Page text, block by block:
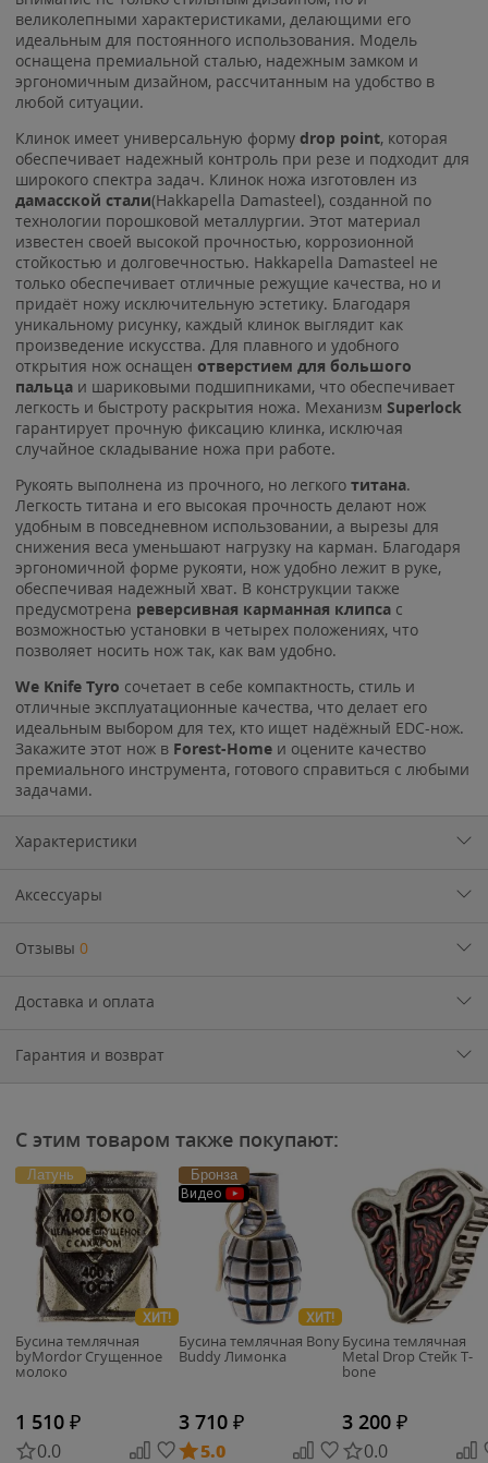
великолепными характеристиками, делающими его
идеальным для постоянного использования. Модель
оснащена премиальной сталью, надежным замком и
эргономичным дизайном, рассчитанным на удобство в
любой ситуации.
Клинок имеет универсальную форму drop point, которая
обеспечивает надежный контроль при резе и подходит для
широкого спектра задач. Клинок ножа изготовлен из
дамасской стали(Hakkapella Damasteel), созданной по
технологии порошковой металлургии. Этот материал
известен своей высокой прочностью, коррозионной
стойкостью и долговечностью. Hakkapella Damasteel не
только обеспечивает отличные режущие качества, но и
придаёт ножу исключительную эстетику. Благодаря
уникальному рисунку, каждый клинок выглядит как
произведение искусства. Для плавного и удобного
открытия нож оснащен отверстием для большого
пальца и шариковыми подшипниками, что обеспечивает
легкость и быстроту раскрытия ножа. Механизм Superlock
гарантирует прочную фиксацию клинка, исключая
случайное складывание ножа при работе.
Рукоять выполнена из прочного, но легкого титана.
Легкость титана и его высокая прочность делают нож
удобным в повседневном использовании, а вырезы для
снижения веса уменьшают нагрузку на карман. Благодаря
эргономичной форме рукояти, нож удобно лежит в руке,
обеспечивая надежный хват. В конструкции также
предусмотрена реверсивная карманная клипса с
возможностью установки в четырех положениях, что
позволяет носить нож так, как вам удобно.
We Knife Tyro сочетает в себе компактность, стиль и
отличные эксплуатационные качества, что делает его
идеальным выбором для тех, кто ищет надёжный EDC-нож.
Закажите этот нож в Forest-Home и оцените качество
премиального инструмента, готового справиться с любыми
задачами.
Характеристики
Аксессуары
Отзывы 0
Доставка и оплата
Гарантия и возврат
С этим товаром также покупают:
Латунь
ХИТ!
Бусина темлячная
byMordor Сгущенное
молоко
1 510 ₽
0.0
Бронза
Видео
ХИТ!
Бусина темлячная Bony
Buddy Лимонка
3 710 ₽
5.0
Бусина темлячная
Metal Drop Стейк T-
bone
3 200 ₽
0.0